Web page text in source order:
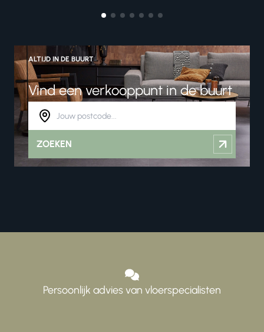
ALTIJD IN DE BUURT
Vind een verkooppunt in de buurt
ZOEKEN
Persoonlijk advies van vloerspecialisten